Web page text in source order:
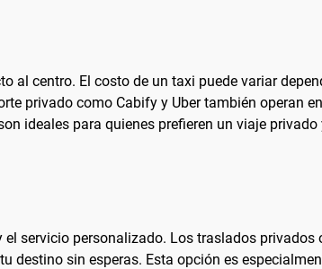
al centro. El costo de un taxi puede variar
privado como Cabify y Uber también operan
ideales para quienes prefieren un viaje privado
servicio personalizado. Los traslados privados
destino sin esperas. Esta opción es